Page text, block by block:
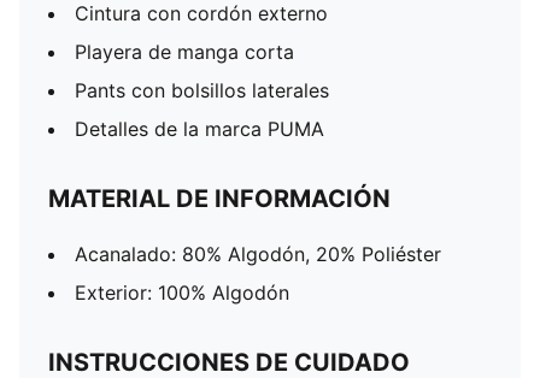
Cintura con cordón externo
Playera de manga corta
Pants con bolsillos laterales
Detalles de la marca PUMA
MATERIAL DE INFORMACIÓN
Acanalado: 80% Algodón, 20% Poliéster
Exterior: 100% Algodón
INSTRUCCIONES DE CUIDADO